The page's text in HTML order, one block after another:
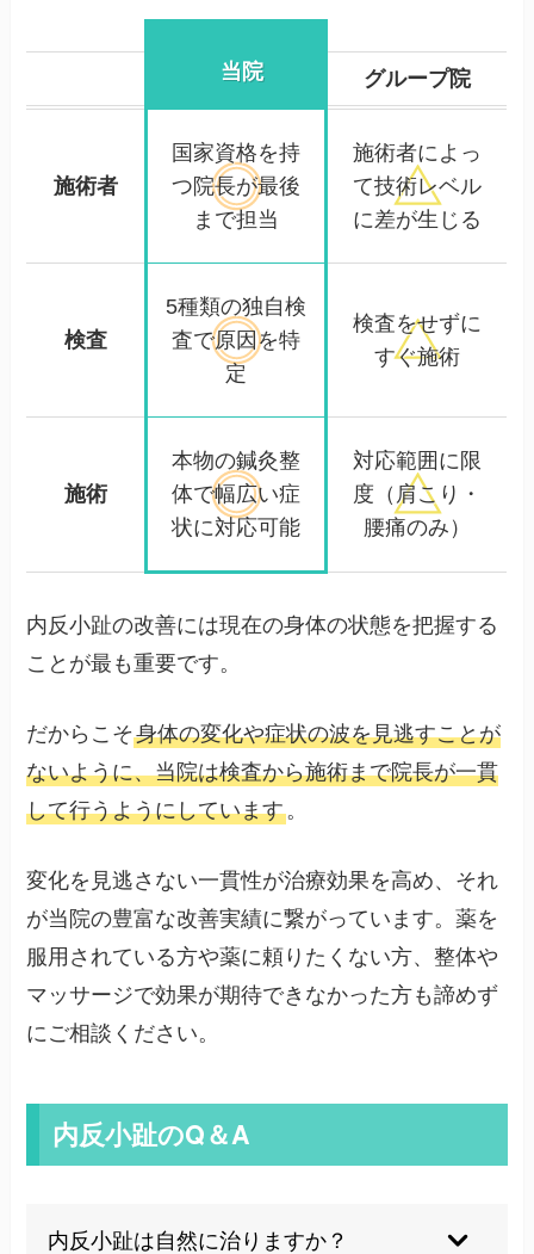
当院 グループ院
施術者
国家資格を持
つ院長が最後
まで担当
施術者によっ
て技術レベル
に差が生じる
検査
5種類の独自検
査で原因を特
定
検査をせずに
すぐ施術
施術
本物の鍼灸整
体で幅広い症
状に対応可能
対応範囲に限
度 （肩こり・
腰痛のみ）
内反小趾の改善には現在の身体の状態を把握する
ことが最も重要です。
だからこそ身体の変化や症状の波を見逃すことが
ないように、当院は検査から施術まで院長が一貫
して行うようにしています。
変化を見逃さない一貫性が治療効果を高め、それ
が当院の豊富な改善実績に繋がっています。薬を
服用されている方や薬に頼りたくない方、整体や
マッサージで効果が期待できなかった方も諦めず
にご相談ください。
内反小趾のQ＆A
内反小趾は自然に治りますか？